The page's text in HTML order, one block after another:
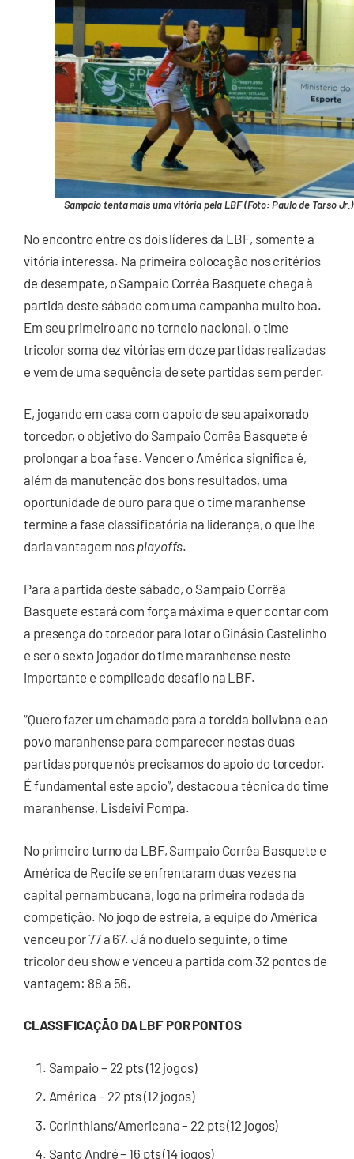
Sampaio tenta mais uma vitória pela LBF (Foto: Paulo de Tarso Jr.)
No encontro entre os dois líderes da LBF, somente a
vitória interessa. Na primeira colocação nos critérios
de desempate, o Sampaio Corrêa Basquete chega à
partida deste sábado com uma campanha muito boa.
Em seu primeiro ano no torneio nacional, o time
tricolor soma dez vitórias em doze partidas realizadas
e vem de uma sequência de sete partidas sem perder.
E, jogando em casa com o apoio de seu apaixonado
torcedor, o objetivo do Sampaio Corrêa Basquete é
prolongar a boa fase. Vencer o América significa é,
além da manutenção dos bons resultados, uma
oportunidade de ouro para que o time maranhense
termine a fase classificatória na liderança, o que lhe
daria vantagem nos playoffs.
Para a partida deste sábado, o Sampaio Corrêa
Basquete estará com força máxima e quer contar com
a presença do torcedor para lotar o Ginásio Castelinho
e ser o sexto jogador do time maranhense neste
importante e complicado desafio na LBF.
“Quero fazer um chamado para a torcida boliviana e ao
povo maranhense para comparecer nestas duas
partidas porque nós precisamos do apoio do torcedor.
É fundamental este apoio”, destacou a técnica do time
maranhense, Lisdeivi Pompa.
No primeiro turno da LBF, Sampaio Corrêa Basquete e
América de Recife se enfrentaram duas vezes na
capital pernambucana, logo na primeira rodada da
competição. No jogo de estreia, a equipe do América
venceu por 77 a 67. Já no duelo seguinte, o time
tricolor deu show e venceu a partida com 32 pontos de
vantagem: 88 a 56.
CLASSIFICAÇÃO DA LBF POR PONTOS
Sampaio – 22 pts (12 jogos)
América – 22 pts (12 jogos)
Corinthians/Americana – 22 pts (12 jogos)
Santo André – 16 pts (14 jogos)